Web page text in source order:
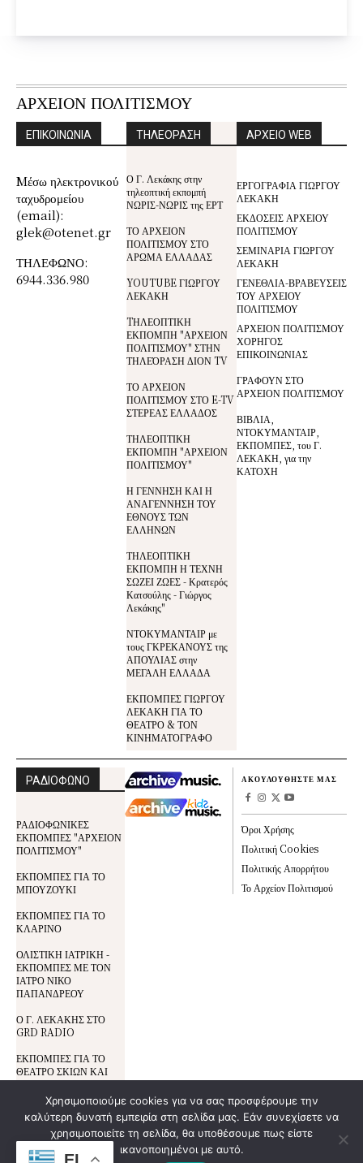
ΑΡΧΕΙΟΝ ΠΟΛΙΤΙΣΜΟΥ
ΕΠΙΚΟΙΝΩΝΙΑ
Mέσω ηλεκτρονικού
ταχυδρομείου
(email):
glek@otenet.gr
ΤΗΛΕΦΩΝΟ:
6944.336.980
ΤΗΛΕΟΡΑΣΗ
Ο Γ. Λεκάκης στην
τηλεοπτική εκπομπή
ΝΩΡΙΣ-ΝΩΡΙΣ της ΕΡΤ
ΤΟ ΑΡΧΕΙΟΝ
ΠΟΛΙΤΙΣΜΟΥ ΣΤΟ
ΑΡΩΜΑ ΕΛΛΑΔΑΣ
YOUTUBE ΓΙΩΡΓΟΥ
ΛΕΚΑΚΗ
TΗΛΕΟΠΤΙΚΗ
ΕΚΠΟΜΠΗ "ΑΡΧΕΙΟΝ
ΠΟΛΙΤΙΣΜΟΥ" ΣΤΗΝ
ΤΗΛΕΌΡΑΣΗ ΔΙΟΝ TV
ΤΟ ΑΡΧΕΙΟΝ
ΠΟΛΙΤΙΣΜΟΥ ΣΤΟ E-TV
ΣΤΕΡΕΑΣ ΕΛΛΑΔΟΣ
ΤΗΛΕΟΠΤΙΚΗ
ΕΚΠΟΜΠΗ "ΑΡΧΕΙΟΝ
ΠΟΛΙΤΙΣΜΟΥ"
Η ΓΕΝΝΗΣΗ ΚΑΙ Η
ΑΝΑΓΕΝΝΗΣΗ ΤΟΥ
ΕΘΝΟΥΣ ΤΩΝ
ΕΛΛΗΝΩΝ
ΤΗΛΕΟΠΤΙΚΗ
ΕΚΠΟΜΠΗ Η ΤΕΧΝΗ
ΣΩΖΕΙ ΖΩΕΣ - Κρατερός
Κατσούλης - Γιώργος
Λεκάκης"
ΝΤΟΚΥΜΑΝΤΑΙΡ με
τους ΓΚΡΕΚΑΝΟΥΣ της
ΑΠΟΥΛΙΑΣ στην
ΜΕΓΑΛΗ ΕΛΛΑΔΑ
ΕΚΠΟΜΠΕΣ ΓΙΩΡΓΟΥ
ΛΕΚΑΚΗ ΓΙΑ ΤΟ
ΘΕΑΤΡΟ & ΤΟΝ
ΚΙΝΗΜΑΤΟΓΡΑΦΟ
ΑΡΧΕΙΟ WEB
ΕΡΓΟΓΡΑΦΙΑ ΓΙΩΡΓΟΥ
ΛΕΚΑΚΗ
ΕΚΔΟΣΕΙΣ ΑΡΧΕΙΟΥ
ΠΟΛΙΤΙΣΜΟΥ
ΣΕΜΙΝΑΡΙΑ ΓΙΩΡΓΟΥ
ΛΕΚΑΚΗ
ΓΕΝΕΘΛΙΑ-ΒΡΑΒΕΥΣΕΙΣ
ΤΟΥ ΑΡΧΕΙΟΥ
ΠΟΛΙΤΙΣΜΟΥ
ΑΡΧΕΙΟΝ ΠΟΛΙΤΙΣΜΟΥ
ΧΟΡΗΓΟΣ
ΕΠΙΚΟΙΝΩΝΙΑΣ
ΓΡΑΦΟΥΝ ΣΤΟ
ΑΡΧΕΙΟΝ ΠΟΛΙΤΙΣΜΟΥ
ΒΙΒΛΙΑ,
ΝΤΟΚΥΜΑΝΤΑΙΡ,
ΕΚΠΟΜΠΕΣ, του Γ.
ΛΕΚΑΚΗ, για την
ΚΑΤΟΧΗ
ΡΑΔΙΟΦΩΝΟ
ΡΑΔΙΟΦΩΝΙΚΕΣ
ΕΚΠΟΜΠΕΣ "ΑΡΧΕΙΟΝ
ΠΟΛΙΤΙΣΜΟΥ"
ΕΚΠΟΜΠΕΣ ΓΙΑ ΤΟ
ΜΠΟΥΖΟΥΚΙ
ΕΚΠΟΜΠΕΣ ΓΙΑ ΤΟ
ΚΛΑΡΙΝΟ
ΟΛΙΣΤΙΚΗ ΙΑΤΡΙΚΗ -
ΕΚΠΟΜΠΕΣ ΜΕ ΤΟΝ
ΙΑΤΡΟ ΝΙΚΟ
ΠΑΠΑΝΔΡΕΟΥ
Ο Γ. ΛΕΚΑΚΗΣ ΣΤΟ
GRD RADIO
ΕΚΠΟΜΠΕΣ ΓΙΑ ΤΟ
ΘΕΑΤΡΟ ΣΚΙΩΝ ΚΑΙ
ΤΟΝ ΚΑΡΑΓΚΙΟΖΗ
ΑΚΟΥΛΟΥΘΗΣΤΕ ΜΑΣ
Όροι Χρήσης
Πολιτική Cookies
Πολιτικής Απορρήτου
Το Αρχείον Πολιτισμού
© All Rights Reserved | Development By
DoSmart.gr| Supported By Wideview
Entertainment
Όροι Χρήσης
Προστασία Δεδομένων
Χρησιμοποιούμε cookies για να σας προσφέρουμε την
καλύτερη δυνατή εμπειρία στη σελίδα μας. Εάν συνεχίσετε να
χρησιμοποιείτε τη σελίδα, θα υποθέσουμε πως είστε
ικανοποιημένοι με αυτό.